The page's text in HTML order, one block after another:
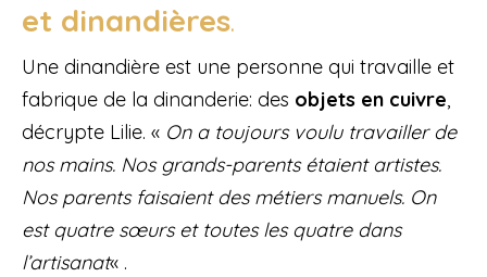
et dinandières.
Une dinandière est une personne qui travaille et
fabrique de la dinanderie: des objets en cuivre,
décrypte Lilie. « On a toujours voulu travailler de
nos mains. Nos grands-parents étaient artistes.
Nos parents faisaient des métiers manuels. On
est quatre sœurs et toutes les quatre dans
l’artisanat« .